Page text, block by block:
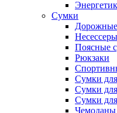
Сумки
Поясные
Рюкзаки
Сумки
Сумки
Сумки
Чемоданы